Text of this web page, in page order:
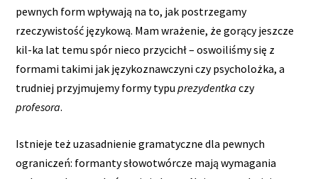
pewnych form wpływają na to, jak postrzegamy
rzeczywistość językową. Mam wrażenie, że gorący jeszcze
kil-ka lat temu spór nieco przycichł – oswoiliśmy się z
formami takimi jak językoznawczyni czy psycholożka, a
trudniej przyjmujemy formy typuprezydentka czy
profesora.
Istnieje też uzasadnienie gramatyczne dla pewnych
ograniczeń: formanty słowotwórcze mają wymagania